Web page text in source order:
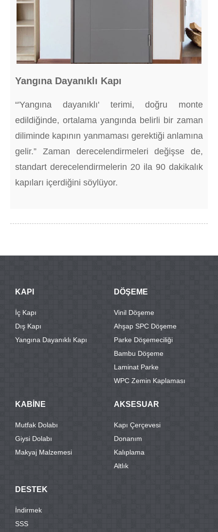
Yangına Dayanıklı Kapı
“'Yangına dayanıklı' terimi, doğru monte
edildiğinde, ortalama yangında belirli bir zaman
diliminde kapının yanmaması gerektiği anlamına
gelir.” Zaman derecelendirmeleri değişse de,
standart derecelendirmelerin 20 ila 90 dakikalık
kapıları içerdiğini söylüyor.
KAPI
İç Kapı
Dış Kapı
Yangına Dayanıklı Kapı
DÖŞEME
Vinil Döşeme
Ahşap SPC Döşeme
Parke Döşemeciliği
Bambu Döşeme
Laminat Parke
WPC Zemin Kaplaması
KABİNE
Mutfak Dolabı
Giysi Dolabı
Makyaj Malzemesi
AKSESUAR
Kapı Çerçevesi
Donanım
Kalıplama
Altlık
DESTEK
İndirmek
SSS